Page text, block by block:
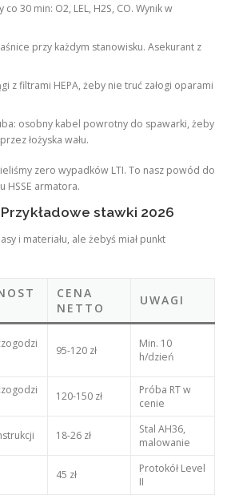
30 min: O2, LEL, H2S, CO. Wynik w
przy każdym stanowisku. Asekurant z
z filtrami HEPA, żeby nie truć załogi oparami
osobny kabel powrotny do spawarki, żeby
łożyska wału.
zero wypadków LTI. To nasz powód do
HSSE armatora.
stawki 2026
i materiału, ale żebyś miał punkt
CENA
NETTO
UWAGI
95-120 zł
Min. 10
h/dzień
120-150 zł
Próba RT w
cenie
18-26 zł
Stal AH36,
malowanie
45 zł
Protokół Level
II